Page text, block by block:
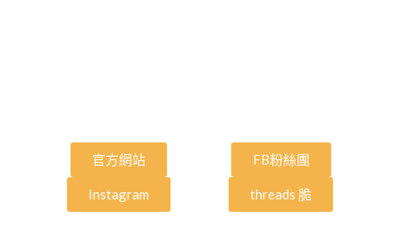
官方網站 FB粉絲團
Instagram threads 脆